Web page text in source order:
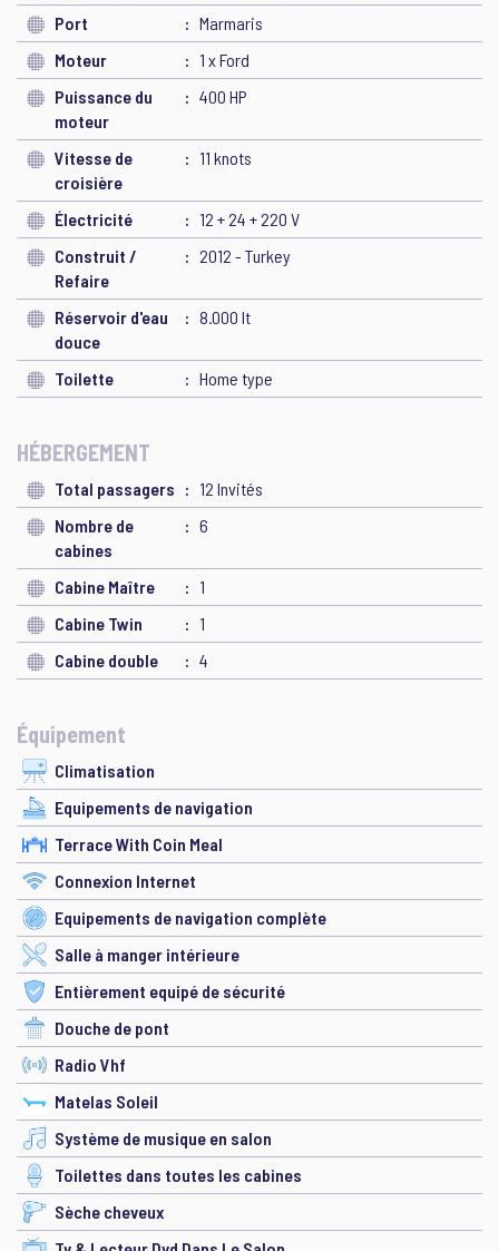
Port
Marmaris
Moteur
1 x Ford
Puissance du
moteur
400 HP
Vitesse de
croisière
11 knots
Électricité
12 + 24 + 220 V
Construit /
Refaire
2012 - Turkey
Réservoir d'eau
douce
8.000 lt
Toilette Home type
HÉBERGEMENT
Total passagers
12 Invités
Nombre de
cabines
6
Cabine Maître
1
Cabine Twin
1
Cabine double
4
Équipement
Climatisation
Equipements de navigation
Terrace With Coin Meal
Connexion Internet
Equipements de navigation complète
Salle à manger intérieure
Entièrement equipé de sécurité
Douche de pont
Radio Vhf
Matelas Soleil
Système de musique en salon
Toilettes dans toutes les cabines
Sèche cheveux